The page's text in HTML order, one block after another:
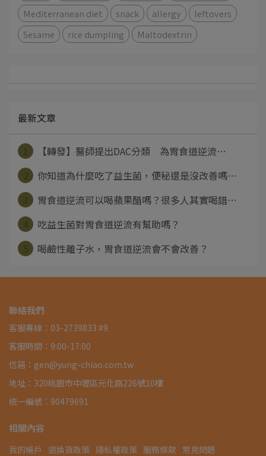
Mediterranean diet
snack allergy
leftovers
Sesame
rice dumpling Maltodextrin
最新文章
【轉發】醫師提出DAC分類 為胃食道逆流⋯
你知道為什麼吃了益生菌，便秘還是沒改善嗎⋯
胃食道逆流可以喝蘋果醋嗎？很多人其實喝錯⋯
吃益生菌對胃食道逆流有幫助嗎？
喝鹼性離子水，胃食道逆流會不會改善？
聯絡我們
客服專線：03-2739833 #9
客服時間：9:00-17:00
信箱：gen@yung-chiao.com.tw
地址：320桃園市中壢區元化路226號10樓
統一編號：90479691
相關內容
我的帳戶 退換貨政策 隱私權政策 服務條款 常見問題